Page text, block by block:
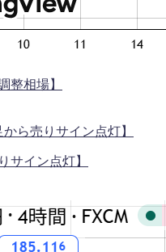
整相場】
サイン点灯】